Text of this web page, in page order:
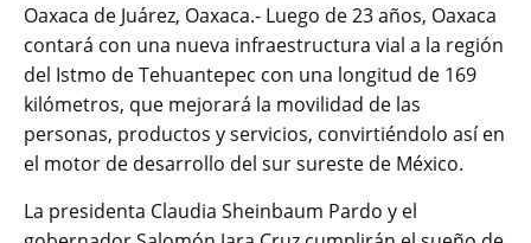
Oaxaca de Juárez, Oaxaca.- Luego de 23 años, Oaxaca
contará con una nueva infraestructura vial a la región
del Istmo de Tehuantepec con una longitud de 169
kilómetros, que mejorará la movilidad de las
personas, productos y servicios, convirtiéndolo así en
el motor de desarrollo del sur sureste de México.
La presidenta Claudia Sheinbaum Pardo y el